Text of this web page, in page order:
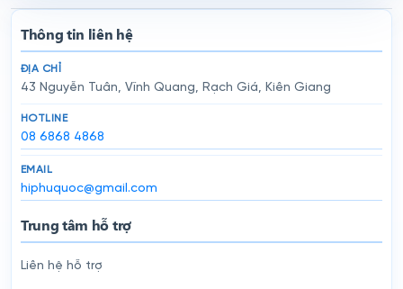
Thông tin liên hệ
ĐỊA CHỈ
43 Nguyễn Tuân, Vĩnh Quang, Rạch Giá, Kiên Giang
HOTLINE
08 6868 4868
EMAIL
hiphuquoc@gmail.com
Trung tâm hỗ trợ
Liên hệ hỗ trợ